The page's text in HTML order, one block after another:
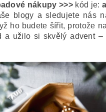
nákupy >>> kód je:
blogy a sledujete nás
ho budete šířit, protože
a užilo si skvělý advent –